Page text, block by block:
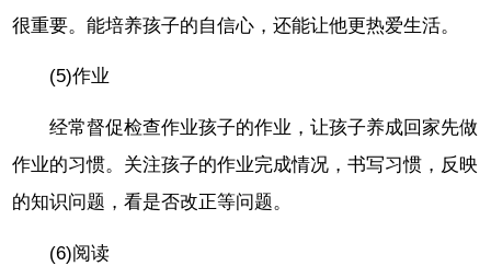
很重要。能培养孩子的自信心，还能让他更热爱生活。
(5)作业
经常督促检查作业孩子的作业，让孩子养成回家先做
作业的习惯。关注孩子的作业完成情况，书写习惯，反映
的知识问题，看是否改正等问题。
(6)阅读